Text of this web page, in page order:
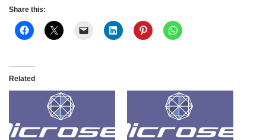
Share this:
Related